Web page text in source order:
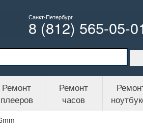
Санкт-Петербург
8 (812) 565-05-01
Ремонт
плееров
Ремонт
часов